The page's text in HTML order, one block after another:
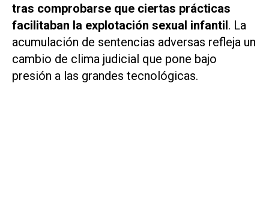
tras comprobarse que ciertas prácticas
facilitaban la explotación sexual infantil . La
acumulación de sentencias adversas refleja un
cambio de clima judicial que pone bajo
presión a las grandes tecnológicas.